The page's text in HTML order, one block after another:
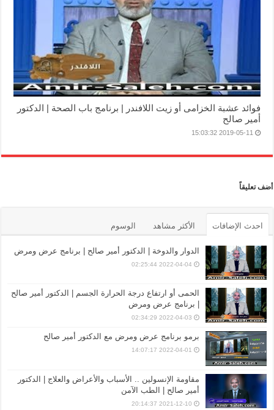
فوائد عشبة الخزامى أو زيت اللافندر | برنامج باب الصحة | الدكتور
أمير صالح
2019-05-11 15:03:32
أضف تعليقاً
احدث الإضافات الأكثر مشاهد الوسوم
الدوار والدوخة | الدكتور أمير صالح | برنامج عرض ومرض
2022-04-04 02:25:44
الحمى أو ارتفاع درجة الحرارة الجسم | الدكتور أمير صالح
| برنامج عرض ومرض
2022-04-03 02:34:29
برمو برنامج عرض ومرض مع الدكتور أمير صالح
2022-04-01 14:07:17
مقاومة الإنسولين .. الأسباب والأعراض والعلاج | الدكتور
أمير صالح | الطب الآمن
2021-12-10 20:14:37